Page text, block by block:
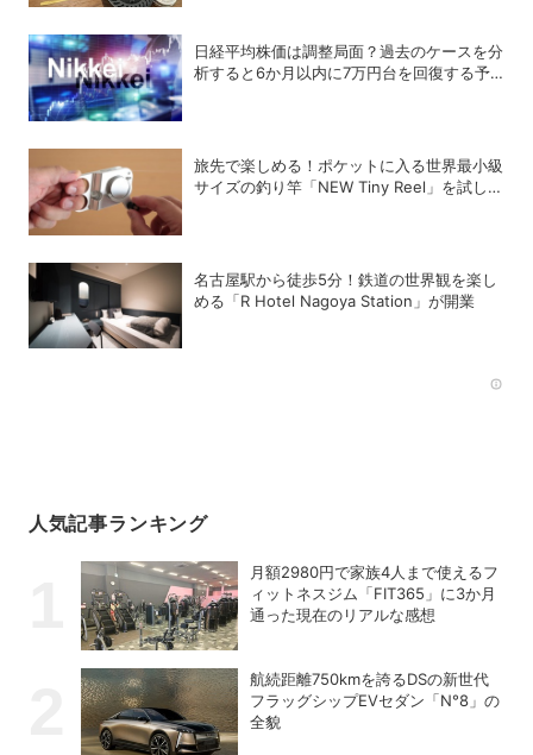
日経平均株価は調整局面？過去のケースを分
析すると6か月以内に7万円台を回復する予
旅先で楽しめる！ポケットに入る世界最小級
サイズの釣り竿「NEW Tiny Reel」を試して
名古屋駅から徒歩5分！鉄道の世界観を楽し
める「R Hotel Nagoya Station」が開業
人気記事ランキング
月額2980円で家族4人まで使えるフ
ィットネスジム「FIT365」に3か月
通った現在のリアルな感想
航続距離750kmを誇るDSの新世代
フラッグシップEVセダン「N°8」の
全貌